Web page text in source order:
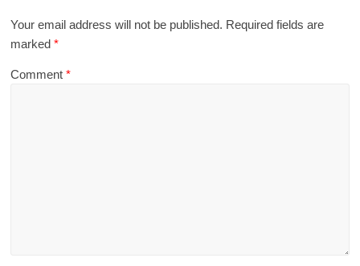
Your email address will not be published. Required fields are
marked*
Comment*